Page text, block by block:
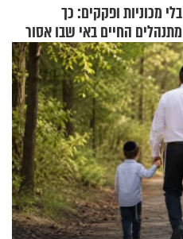
בלי מכוניות ופקקים: כך
מתנהלים החיים באי שבו אסור
לנהוג כבר יותר מ-120 שנה